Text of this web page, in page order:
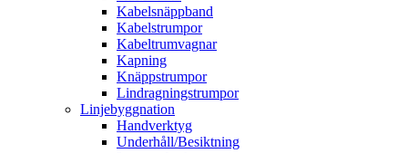
Kabelsnäppband
Kabelstrumpor
Kabeltrumvagnar
Kapning
Knäppstrumpor
Lindragningstrumpor
Linjebyggnation
Handverktyg
Underhåll/Besiktning